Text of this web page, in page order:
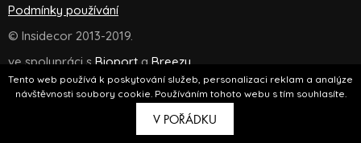
Tento web používá k poskytování služeb, personalizaci reklam a analýze
návštěvnosti soubory cookie. Používáním tohoto webu s tím souhlasíte.
V POŘÁDKU
Podmínky používání
© Insidecor 2013-2019.
ve spolupráci s Bioport a Breezy